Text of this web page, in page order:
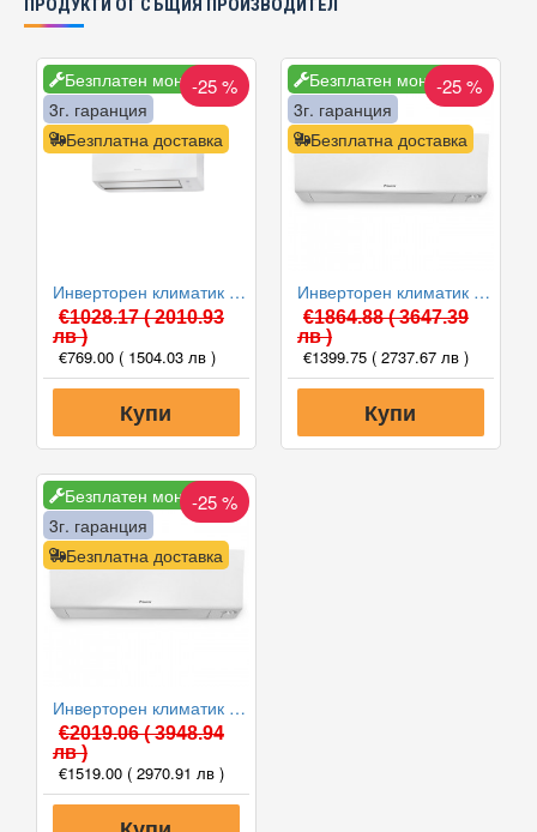
ПРОДУКТИ ОТ СЪЩИЯ ПРОИЗВОДИТЕЛ
Безплатен монтаж
Безплатна доставка
3г. гаранция
-25 %
Инверторен климатик Daikin FTXC25E/RXC25E SENSIRA 2025 WiFi, 9000 BTU, Клас A++
€1028.17( 2010.93
лв )
€769.00 ( 1504.03 лв )
Купи
Безплатен монтаж
Безплатна доставка
3г. гаранция
-25 %
Инверторен климатик Daikin FTXM25A/RXM25A PERFERA WiFi 2024, 9000 BTU, Клас A+++
€1864.88( 3647.39
лв )
€1399.75 ( 2737.67 лв )
Купи
Безплатен монтаж
Безплатна доставка
3г. гаранция
-25 %
Инверторен климатик Daikin FTXM35A/RXM35A PERFERA WiFi 2024, 12000 BTU, Клас A+++
€2019.06( 3948.94
лв )
€1519.00 ( 2970.91 лв )